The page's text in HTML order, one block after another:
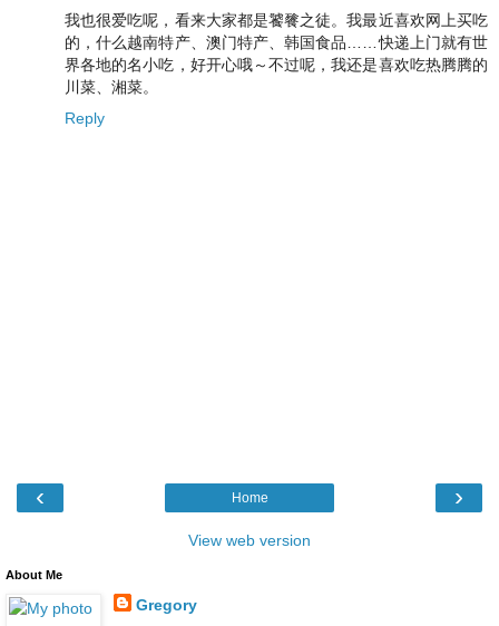
我也很爱吃呢，看来大家都是饕餮之徒。我最近喜欢网上买吃
的，什么越南特产、澳门特产、韩国食品……快递上门就有世
界各地的名小吃，好开心哦～不过呢，我还是喜欢吃热腾腾的
川菜、湘菜。
Reply
‹ ›
Home
View web version
About Me
Gregory